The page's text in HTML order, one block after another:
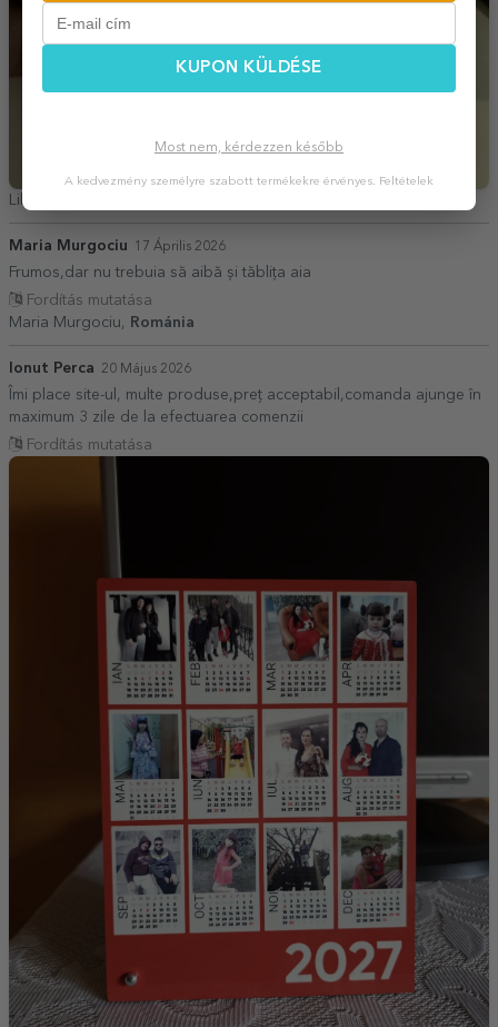
Liliana,
Maria Murgociu 17 Április 2026
Frumos,dar nu trebuia să aibă și tăblița aia
Fordítás mutatása
Maria Murgociu,
Románia
Ionut Perca 20 Május 2026
Îmi place site-ul, multe produse,preț acceptabil,comanda ajunge în
maximum 3 zile de la efectuarea comenzii
Fordítás mutatása
KUPON KÜLDÉSE
Most nem, kérdezzen később
A kedvezmény személyre szabott termékekre érvényes. Feltételek